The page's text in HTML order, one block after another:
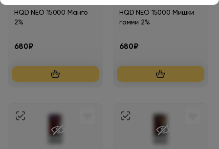
HQD NEO 15000 Манго
2%
680₽
HQD NEO 15000 Мишки
гамми 2%
680₽